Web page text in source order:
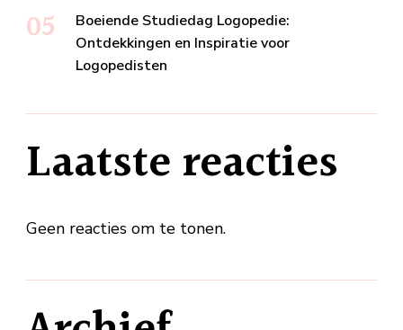
Boeiende Studiedag Logopedie:
Ontdekkingen en Inspiratie voor
Logopedisten
Laatste reacties
Geen reacties om te tonen.